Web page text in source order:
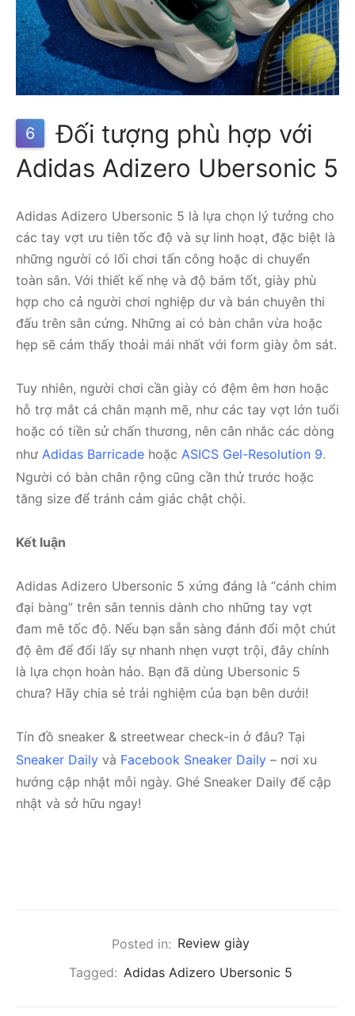
6
Đối tượng phù hợp với
Adidas Adizero Ubersonic 5
Adidas Adizero Ubersonic 5 là lựa chọn lý tưởng cho
các tay vợt ưu tiên tốc độ và sự linh hoạt, đặc biệt là
những người có lối chơi tấn công hoặc di chuyển
toàn sân. Với thiết kế nhẹ và độ bám tốt, giày phù
hợp cho cả người chơi nghiệp dư và bán chuyên thi
đấu trên sân cứng. Những ai có bàn chân vừa hoặc
hẹp sẽ cảm thấy thoải mái nhất với form giày ôm sát.
Tuy nhiên, người chơi cần giày có đệm êm hơn hoặc
hỗ trợ mắt cá chân mạnh mẽ, như các tay vợt lớn tuổi
hoặc có tiền sử chấn thương, nên cân nhắc các dòng
như Adidas Barricade hoặc ASICS Gel-Resolution 9.
Người có bàn chân rộng cũng cần thử trước hoặc
tăng size để tránh cảm giác chật chội.
Kết luận
Adidas Adizero Ubersonic 5 xứng đáng là “cánh chim
đại bàng” trên sân tennis dành cho những tay vợt
đam mê tốc độ. Nếu bạn sẵn sàng đánh đổi một chút
độ êm để đổi lấy sự nhanh nhẹn vượt trội, đây chính
là lựa chọn hoàn hảo. Bạn đã dùng Ubersonic 5
chưa? Hãy chia sẻ trải nghiệm của bạn bên dưới!
Tín đồ sneaker & streetwear check-in ở đâu? Tại
Sneaker Daily và Facebook Sneaker Daily – nơi xu
hướng cập nhật mỗi ngày. Ghé Sneaker Daily để cập
nhật và sở hữu ngay!
Posted in: Review giày
Tagged: Adidas Adizero Ubersonic 5